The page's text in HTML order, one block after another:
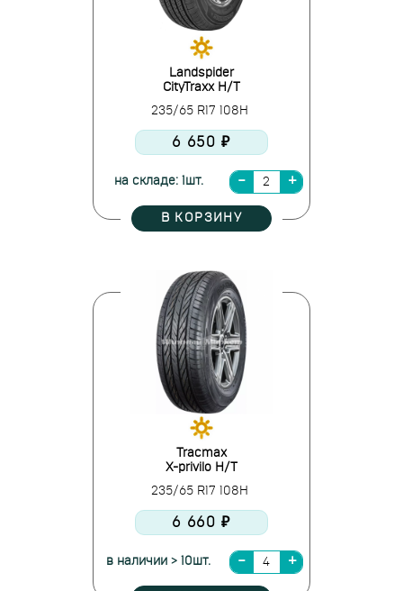
Landspider
CityTraxx H/T
235/65 R17 108H
6 650 ₽
на складе: 1шт.
В КОРЗИНУ
Tracmax
X-privilo H/T
235/65 R17 108H
6 660 ₽
в наличии > 10шт.